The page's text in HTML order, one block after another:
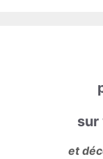
sur
et